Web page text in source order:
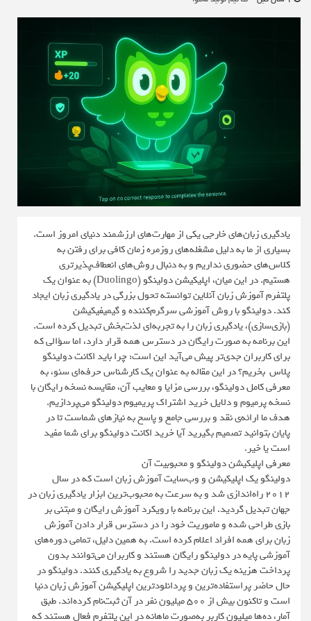
یادگیری زبان‌های خارجی یکی از مهارت‌های ارزشمند دنیای امروز است.
بسیاری از ما به دلیل مشغله‌های روزمره زمان کافی برای رفتن به
کلاس‌های حضوری نداریم و به دنبال روش‌های انعطاف‌پذیرتری
هستیم. در این میان، اپلیکیشن دولینگو (Duolingo) به عنوان یک
پلتفرم آموزش زبان آنلاین توانسته تحول بزرگی در یادگیری زبان ایجاد
کند. دولینگو با روش آموزشی سرگرم‌کننده و گیمیفیکیشن
(بازی‌سازی)، یادگیری زبان را به تجربه‌ای لذت‌بخش تبدیل کرده است.
این برنامه به صورت رایگان در دسترس همه قرار دارد، اما سؤالی که
برای کاربران جدی‌تر پیش می‌آید این است: چرا باید اکانت دولینگو
پلاس بخریم؟ در این مقاله به عنوان یک کارشناس حرفه‌ای سئو، به
معرفی کامل دولینگو، بررسی مزایا و معایب آن، مقایسه نسخه رایگان با
نسخه پرمیوم و دلایل خرید اشتراک پریمیوم دولینگو می‌پردازیم.
هدف ما ارائه‌ی نقد و بررسی جامع و پاسخ به نیازهای شماست تا در
پایان بتوانید تصمیم بگیرید آیا خرید اکانت دولینگو برای شما مفید
است یا خیر.
معرفی اپلیکیشن دولینگو و محبوبیت آن
دولینگو یک اپلیکیشن و وب‌سایت آموزش زبان است که در سال
۲۰۱۲ راه‌اندازی شد و به سرعت به محبوب‌ترین ابزار یادگیری زبان در
جهان تبدیل گردید. این برنامه با رویکرد آموزش رایگان و مبتنی بر
بازی طراحی شده و ماموریت خود را در دسترس قرار دادن آموزش
زبان برای همه افراد اعلام کرده است. به همین دلیل، تمامی دوره‌های
آموزشی پایه در دولینگو رایگان هستند و کاربران می‌توانند بدون
پرداخت هزینه یک زبان جدید را شروع به یادگیری کنند. دولینگو در
حال حاضر پراستفاده‌ترین و پردانلودترین اپلیکیشن آموزش زبان دنیا
است و تاکنون بیش از ۵۰۰ میلیون نفر در آن ثبت‌نام کرده‌اند. طبق
آمار، ده‌ها میلیون کاربر به‌صورت ماهانه در این پلتفرم فعال هستند که